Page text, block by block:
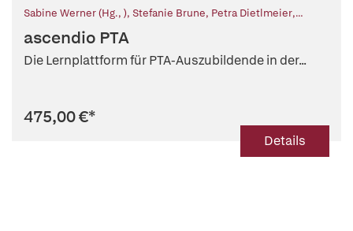
Sabine Werner (Hg., ), Stefanie Brune, Petra Dietlmeier,
König,Mitra Bettina Mielke
Andreas S. Ziegler
ascendio PTA
Die Lernplattform für PTA-Auszubildende in der...
475,00 €*
Details